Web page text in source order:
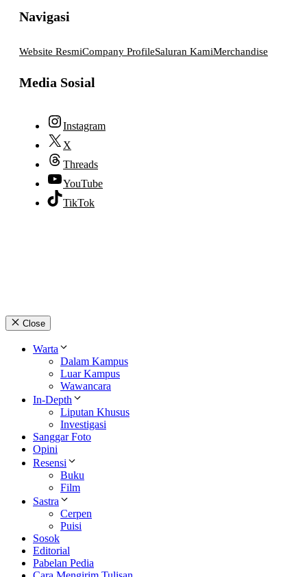
Navigasi
Website ResmiCompany ProfileSaluran KamiMerchandise
Media Sosial
Instagram
X
Threads
YouTube
TikTok
Close
Warta
Dalam Kampus
Luar Kampus
Wawancara
In-Depth
Liputan Khusus
Investigasi
Sanggar Foto
Opini
Resensi
Buku
Film
Sastra
Cerpen
Puisi
Sosok
Editorial
Pabelan Pedia